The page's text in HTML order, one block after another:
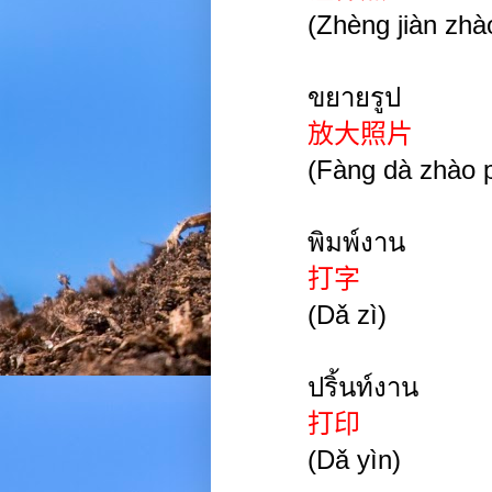
(Zhèng jiàn
ขยายรูป
放大照片
(Fàng dà zhào
พิมพ์งาน
打字
(Dǎ zì)
ปริ้นท์งาน
打印
(Dǎ yìn)